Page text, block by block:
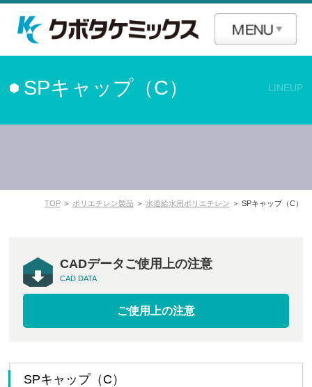
SPキャップ（C） LINEUP
TOP＞ ポリエチレン製品 ＞ 水道給水用ポリエチレン ＞ SPキャップ（C）
CADデータご使用上の注意
CAD DATA
ご使用上の注意
SPキャップ（C）